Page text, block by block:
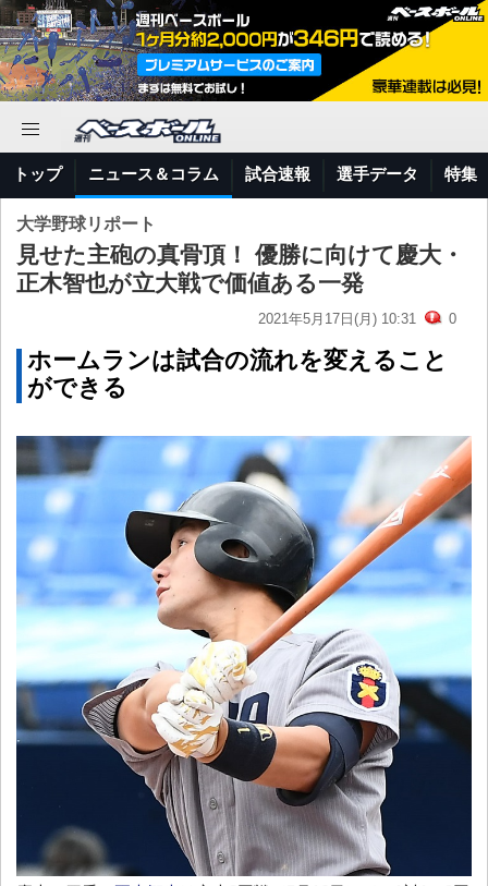
トップ ニュース＆コラム 試合速報 選手データ 特集
大学野球リポート
見せた主砲の真骨頂！ 優勝に向けて慶大・
正木智也が立大戦で価値ある一発
2021年5月17日(月) 10:31 0
ホームランは試合の流れを変えること
ができる